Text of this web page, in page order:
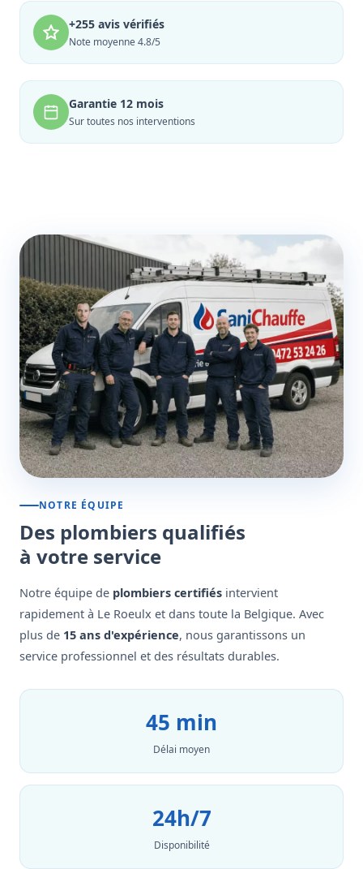
+255 avis vérifiés
Note moyenne 4.8/5
Garantie 12 mois
Sur toutes nos interventions
NOTRE ÉQUIPE
Des plombiers qualifiés
à votre service
Notre équipe de plombiers certifiés intervient
rapidement à Le Roeulx et dans toute la Belgique. Avec
plus de 15 ans d'expérience, nous garantissons un
service professionnel et des résultats durables.
45 min
Délai moyen
24h/7
Disponibilité